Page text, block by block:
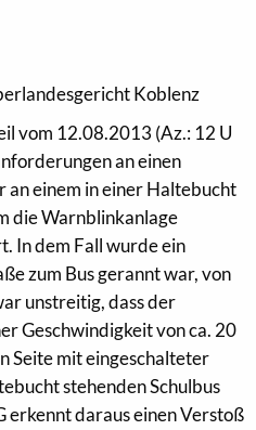
Koblenz
vom 12.08.2013 (Az.: 12 U
an einen
einem in einer Haltebucht
die Warnblinkanlage
In dem Fall wurde ein
zum Bus gerannt war, von
unstreitig, dass der
Geschwindigkeit von ca. 20
Seite mit eingeschalteter
stehenden Schulbus
erkennt daraus einen Verstoß